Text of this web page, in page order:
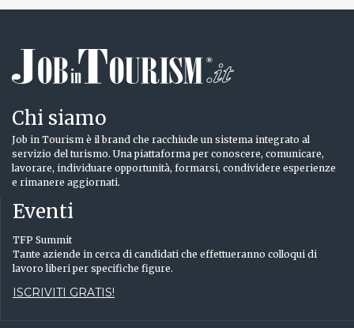
Chi siamo
Job in Tourism è il brand che racchiude un sistema integrato al
servizio del turismo. Una piattaforma per conoscere, comunicare,
lavorare, individuare opportunità, formarsi, condividere esperienze
e rimanere aggiornati.
Eventi
TFP Summit
Tante aziende in cerca di candidati che effettueranno colloqui di
lavoro liberi per specifiche figure.
ISCRIVITI GRATIS!